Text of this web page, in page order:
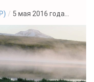
/ 5 мая 2016 года...